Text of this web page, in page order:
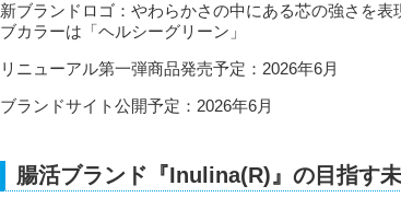
新ブランドロゴ：やわらかさの中にある芯の強さを
ブカラーは「ヘルシーグリーン」
リニューアル第一弾商品発売予定：2026年6月
ブランドサイト公開予定：2026年6月
腸活ブランド『Inulina(R)』の目指す